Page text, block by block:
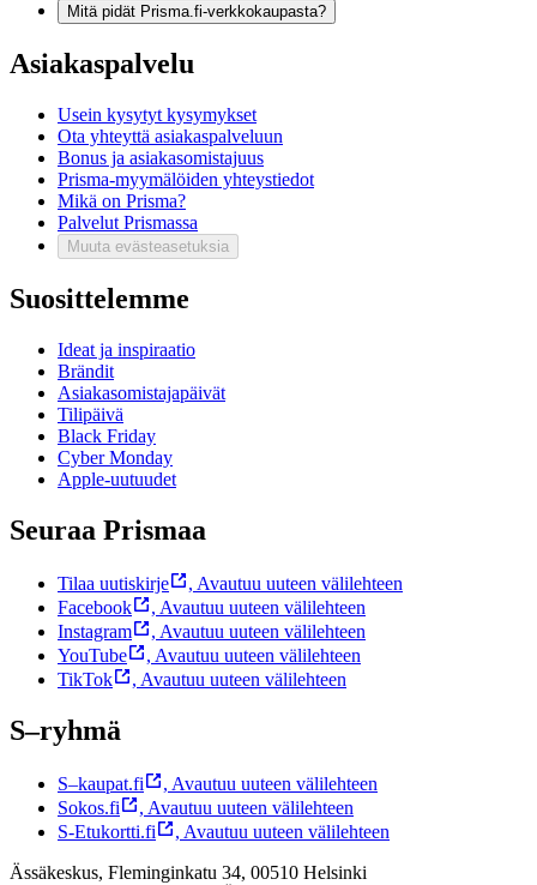
Mitä pidät Prisma.fi-verkkokaupasta?
Asiakaspalvelu
Usein kysytyt kysymykset
Ota yhteyttä asiakaspalveluun
Bonus ja asiakasomistajuus
Prisma-myymälöiden yhteystiedot
Mikä on Prisma?
Palvelut Prismassa
Muuta evästeasetuksia
Suosittelemme
Ideat ja inspiraatio
Brändit
Asiakasomistajapäivät
Tilipäivä
Black Friday
Cyber Monday
Apple-uutuudet
Seuraa Prismaa
Tilaa uutiskirje , Avautuu uuteen välilehteen
Facebook
, Avautuu uuteen välilehteen
Instagram
, Avautuu uuteen välilehteen
YouTube
, Avautuu uuteen välilehteen
TikTok
, Avautuu uuteen välilehteen
S–ryhmä
S–kaupat.fi , Avautuu uuteen välilehteen
Sokos.fi
, Avautuu uuteen välilehteen
S-Etukortti.fi
, Avautuu uuteen välilehteen
Ässäkeskus, Fleminginkatu 34, 00510 Helsinki